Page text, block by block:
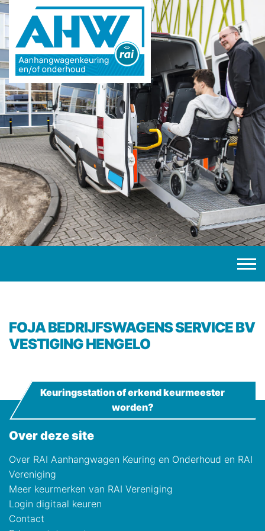
FOJA BEDRIJFSWAGENS SERVICE BV
VESTIGING HENGELO
Over deze site
Over RAI Aanhangwagen Keuring en Onderhoud en RAI
Vereniging
Meer keurmerken van RAI Vereniging
Login digitaal keuren
Contact
Keuringsstation of erkend keurmeester
worden?